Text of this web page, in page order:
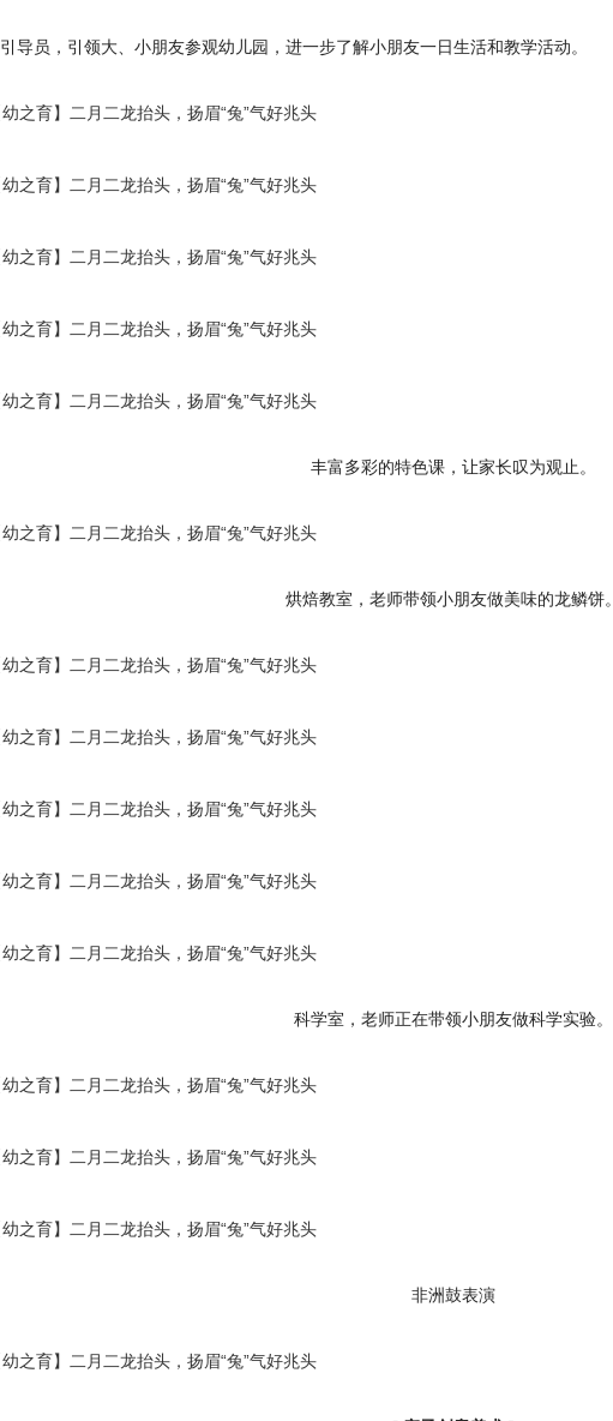
导员，引领大、小朋友参观幼儿园，进一步了解小朋友一日生活和教学活动。
丰富多彩的特色课，让家长叹为观止。
烘焙教室，老师带领小朋友做美味的龙鳞饼。
科学室，老师正在带领小朋友做科学实验。
非洲鼓表演